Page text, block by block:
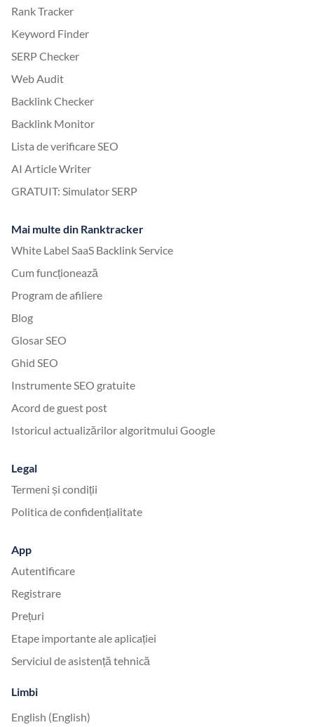
Rank Tracker
Keyword Finder
SERP Checker
Web Audit
Backlink Checker
Backlink Monitor
Lista de verificare SEO
AI Article Writer
GRATUIT: Simulator SERP
Mai multe din Ranktracker
White Label SaaS Backlink Service
Cum funcționează
Program de afiliere
Blog
Glosar SEO
Ghid SEO
Instrumente SEO gratuite
Acord de guest post
Istoricul actualizărilor algoritmului Google
Legal
Termeni și condiții
Politica de confidențialitate
App
Autentificare
Registrare
Prețuri
Etape importante ale aplicației
Serviciul de asistență tehnică
Limbi
English (English)